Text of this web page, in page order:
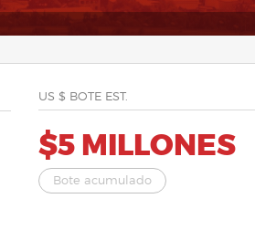
US $ BOTE EST.
$5 MILLONES
Bote acumulado